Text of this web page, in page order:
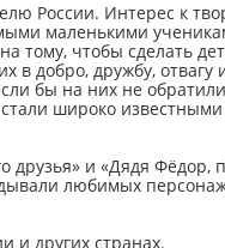
России. Интерес к
маленькими
тому, чтобы сделать
добро, дружбу, отвагу
бы на них не
широко
и «Дядя Фёдор,
любимых
и других странах.